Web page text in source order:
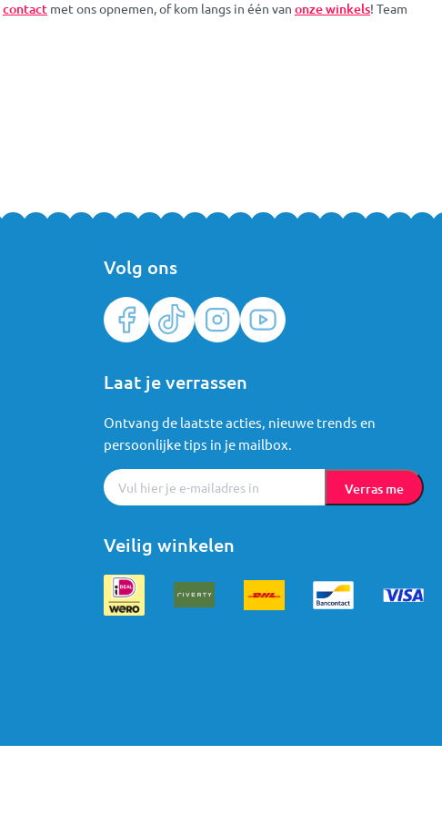
contact met ons opnemen, of kom langs in één van onze winkels! Team
Volg ons
Veilig winkelen
Laat je verrassen
Ontvang de laatste acties, nieuwe trends en
persoonlijke tips in je mailbox.
Verras me